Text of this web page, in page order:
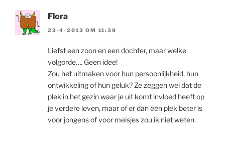
Flora
23-4-2013 OM 11:39
Liefst een zoon en een dochter, maar welke
volgorde…. Geen idee!
Zou het uitmaken voor hun persoonlijkheid, hun
ontwikkeling of hun geluk? Ze zeggen wel dat de
plek in het gezin waar je uit komt invloed heeft op
je verdere leven, maar of er dan één plek beter is
voor jongens of voor meisjes zou ik niet weten.